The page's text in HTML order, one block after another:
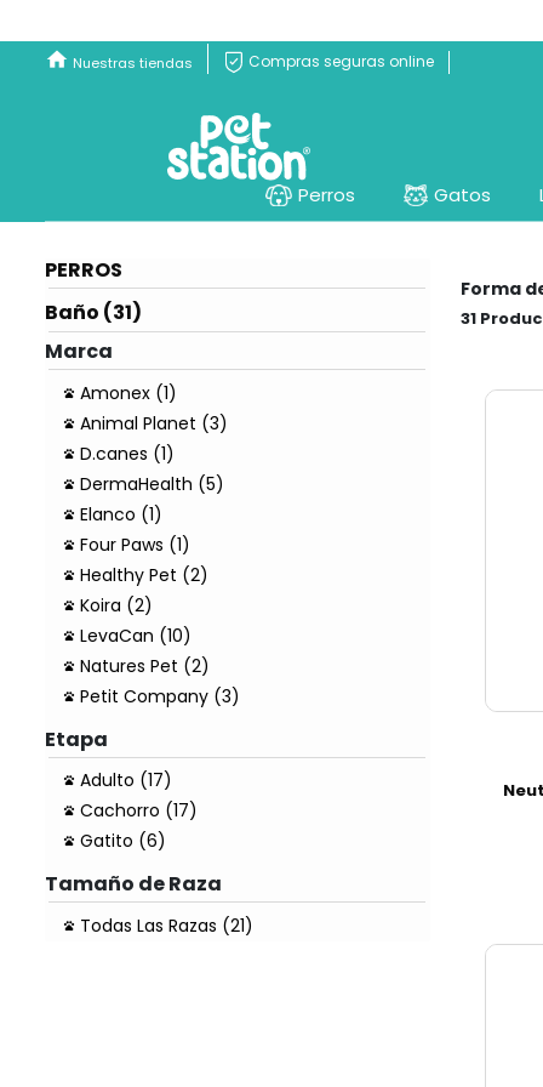
Nuestras tiendas Compras seguras online
Perros Gatos
PERROS
Baño (31)
Marca
Amonex (1)
Animal Planet (3)
D.canes (1)
DermaHealth (5)
Elanco (1)
Four Paws (1)
Healthy Pet (2)
Koira (2)
LevaCan (10)
Natures Pet (2)
Petit Company (3)
Etapa
Adulto (17)
Cachorro (17)
Gatito (6)
Tamaño de Raza
Todas Las Razas (21)
Forma
31